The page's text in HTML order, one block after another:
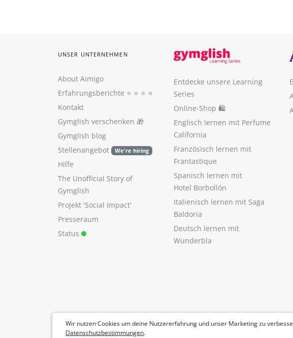
Wir nutzen Cookies um deine Nutzererfahrung und unser Marketing zu
Datenschutzbestimmungen.
UNSER UNTERNEHMEN
About Aimigo
Erfahrungsberichte ⭐️ ⭐️ ⭐️ ⭐️
Kontakt
Gymglish verschenken 🎁
Gymglish blog
Stellenangebot
We're hiring
Hilfe
The Unofficial Story of
Gymglish
Projekt 'Social Impact'
Presseraum
Status
Entdecke unsere Learning
Series
Online-Shop 🛍
Englisch lernen mit Perfume
California
Französisch lernen mit
Frantastique
Spanisch lernen mit
Hotel Borbollón
Italienisch lernen mit Saga
Baldoria
Deutsch lernen mit
Wunderbla